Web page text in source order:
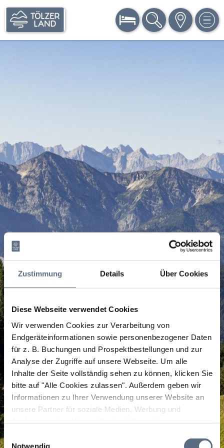
Zustimmung Details Über Cookies
Diese Webseite verwendet Cookies
Wir verwenden Cookies zur Verarbeitung von
Endgeräteinformationen sowie personenbezogener Daten
für z. B. Buchungen und Prospektbestellungen und zur
Analyse der Zugriffe auf unsere Webseite. Um alle
Inhalte der Seite vollständig sehen zu können, klicken Sie
bitte auf "Alle Cookies zulassen". Außerdem geben wir
Informationen zu Ihrer Verwendung unserer Website an
unsere Partner für soziale Medien, Werbung und
zusammen, die Sie ihnen bereitgestellt haben oder die
Einwilligungsauswahl
Notwendig
BUCHEN SUCHE KARTE MENÜ